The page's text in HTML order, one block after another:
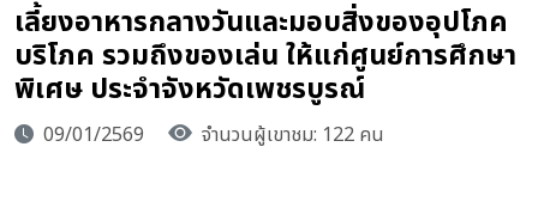
เลี้ยงอาหารกลางวันและมอบสิ่งของอุปโภค
บริโภค รวมถึงของเล่น ให้แก่ศูนย์การศึกษา
พิเศษ ประจำจังหวัดเพชรบูรณ์
09/01/2569 จำนวนผู้เขาชม: 122 คน